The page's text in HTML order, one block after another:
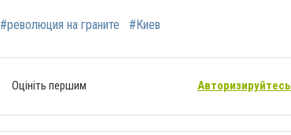
#революция на граните #Киев
Оцініть першим Авторизируйтесь